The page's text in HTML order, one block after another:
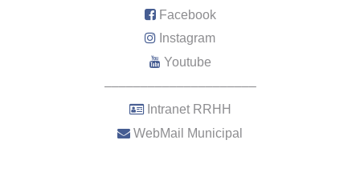
Facebook
Instagram
Youtube
–––––––––––––––––––––
Intranet RRHH
WebMail Municipal